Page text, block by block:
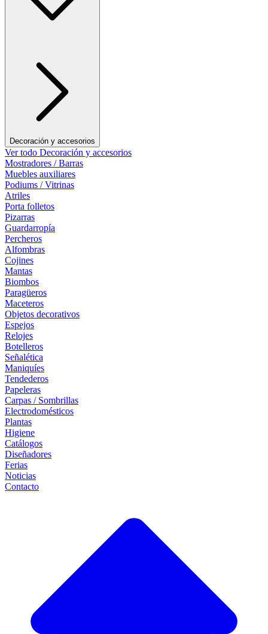
Decoración y accesorios
Ver todo Decoración y accesorios
Mostradores / Barras
Muebles auxiliares
Podiums / Vitrinas
Atriles
Porta folletos
Pizarras
Guardarropía
Percheros
Alfombras
Cojines
Mantas
Biombos
Paragüeros
Maceteros
Objetos decorativos
Espejos
Relojes
Botelleros
Señalética
Maniquíes
Tendederos
Papeleras
Carpas / Sombrillas
Electrodomésticos
Plantas
Higiene
Catálogos
Diseñadores
Ferias
Noticias
Contacto